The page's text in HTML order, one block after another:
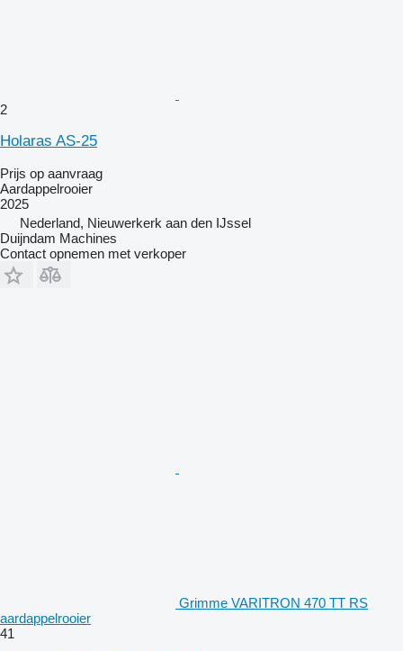
2
Holaras AS-25
Prijs op aanvraag
Aardappelrooier
2025
Nederland, Nieuwerkerk aan den IJssel
Duijndam Machines
Contact opnemen met verkoper
Grimme VARITRON 470 TT RS
aardappelrooier
41